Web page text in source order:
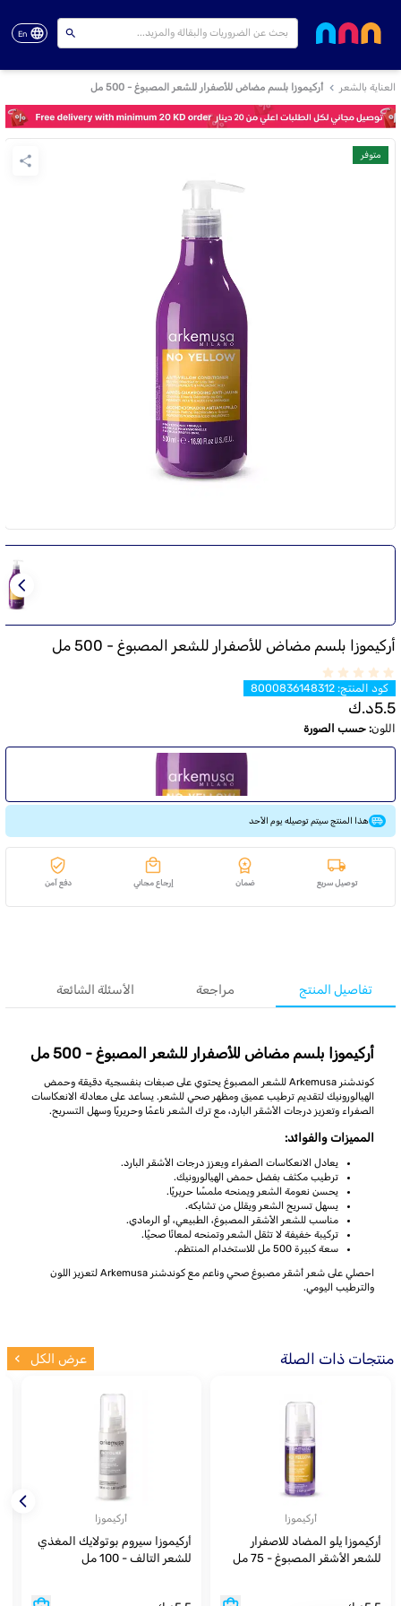
En
العناية بالشعر أركيموزا بلسم مضاض للأصفرار للشعر المصبوغ - 500 مل
متوفر
أركيموزا بلسم مضاض للأصفرار للشعر المصبوغ - 500 مل
كود المنتج:
8000836148312
5.5د.ك
اللون: حسب الصورة
هذا المنتج سيتم توصيله يوم الأحد
توصيل سريع ضمان إرجاع مجاني دفع آمن
تفاصيل المنتج مراجعة الأسئلة الشائعة
أركيموزا بلسم مضاض للأصفرار للشعر المصبوغ - 500 مل
كوندشنر Arkemusa للشعر المصبوغ يحتوي على صبغات بنفسجية دقيقة وحمض
الهيالورونيك لتقديم ترطيب عميق ومظهر صحي للشعر. يساعد على معادلة الانعكاسات
الصفراء وتعزيز درجات الأشقر البارد، مع ترك الشعر ناعمًا وحريريًا وسهل التسريح.
المميزات والفوائد:
يعادل الانعكاسات الصفراء ويعزز درجات الأشقر البارد.
ترطيب مكثف بفضل حمض الهيالورونيك.
يحسن نعومة الشعر ويمنحه ملمسًا حريريًا.
يسهل تسريح الشعر ويقلل من تشابكه.
مناسب للشعر الأشقر المصبوغ، الطبيعي، أو الرمادي.
تركيبة خفيفة لا تثقل الشعر وتمنحه لمعانًا صحيًا.
سعة كبيرة 500 مل للاستخدام المنتظم.
احصلي على شعر أشقر مصبوغ صحي وناعم مع كوندشنر Arkemusa لتعزيز اللون
والترطيب اليومي.
منتجات ذات الصلة عرض الكل
أركيموزا
أركيموزا يلو المضاد للاصفرار
للشعر الأشقر المصبوغ - 75 مل
أركيموزا
أركيموزا سيروم بوتولايك المغذي
للشعر التالف - 100 مل